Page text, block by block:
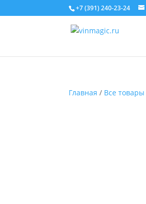
+7 (391) 240-23-24
Главная / Все товары